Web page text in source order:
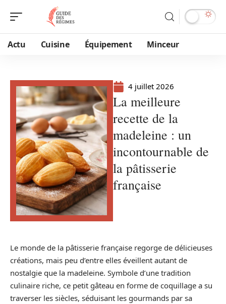
Actu Cuisine Équipement Minceur
4 juillet 2026
La meilleure
recette de la
madeleine : un
incontournable de
la pâtisserie
française
Le monde de la pâtisserie française regorge de délicieuses
créations, mais peu d’entre elles éveillent autant de
nostalgie que la madeleine. Symbole d’une tradition
culinaire riche, ce petit gâteau en forme de coquillage a su
traverser les siècles, séduisant les gourmands par sa